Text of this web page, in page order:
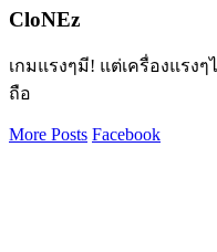
CloNEz
เกมแรงๆมี! แต่เครื่องแรง
ถือ
More Posts Facebook